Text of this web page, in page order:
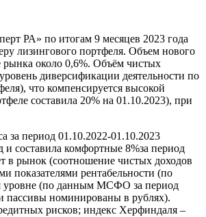
РА» по итогам 9 месяцев 2023 года
лизингового портфеля. Объем нового
рынка около 0,6%. Объём чистых
диверсификации деятельности по
что компенсируется высокой
составила 20% на 01.10.2023), при
за период 01.10.2022-01.10.2023
составила комфортные 8%за период
в рынок (соотношение чистых доходов
показателями рентабельности (по
уровне (по данным МСФО за период
пассивы номинированы в рублях).
рисков; индекс Херфиндаля –